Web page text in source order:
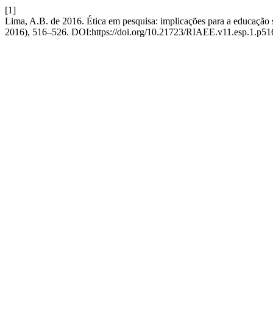
[1]
Lima, A.B. de 2016. Ética em pesquisa: implicações para a
2016), 516–526. DOI:https://doi.org/10.21723/